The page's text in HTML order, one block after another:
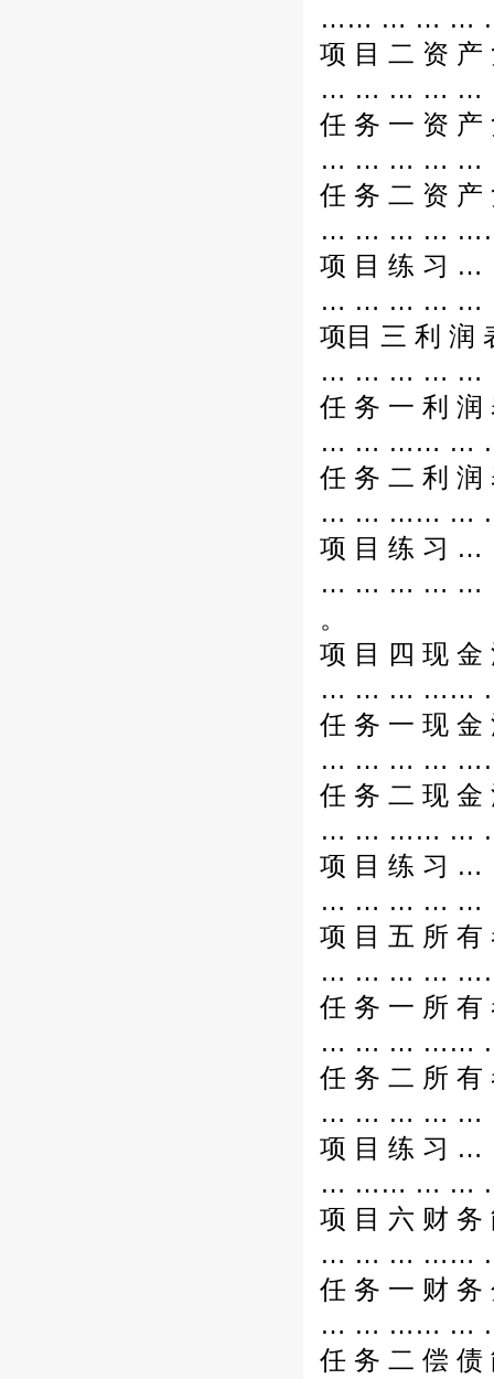
…… … … …
项 目 二
… … … … …
任 务 一 资
… … … … …
任 务 二 资
… … … … ……
项 目 练
… … … … …
项目 三
… … … … …
任 务 一
… … …… … …
任 务 二
… … …… … …
项 目 练
… … … … …
。
项 目 四
… … … …… …
任 务 一 现
… … … … ……
任 务 二 现
… … …… … …
项 目 练
… … … … …
项 目 五 所
… … … … ……
任 务 一 所
… … … …… …
任 务 二 所
… … … … …
项 目 练
… …… … …
项 目 六 财
… … … …… …
任 务 一 财
… … …… … …
任 务 二 偿